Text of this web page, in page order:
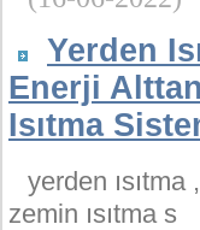
Yerden
Enerji
Isıtma
yerden ısıtma
zemin ısıtma s